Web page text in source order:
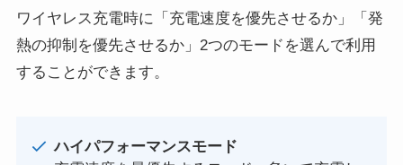
ワイヤレス充電時に「充電速度を優先させるか」「発
熱の抑制を優先させるか」2つのモードを選んで利用
することができます。
ハイパフォーマンスモード